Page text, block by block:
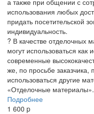
а также при общении с
использования любых
придать посетительской
индивидуальность.
? В качестве отделочных
могут использоваться как
современные
же, по просьбе заказчика,
использоваться другие
«Отделочные материалы».
Подробнее
1 600 p